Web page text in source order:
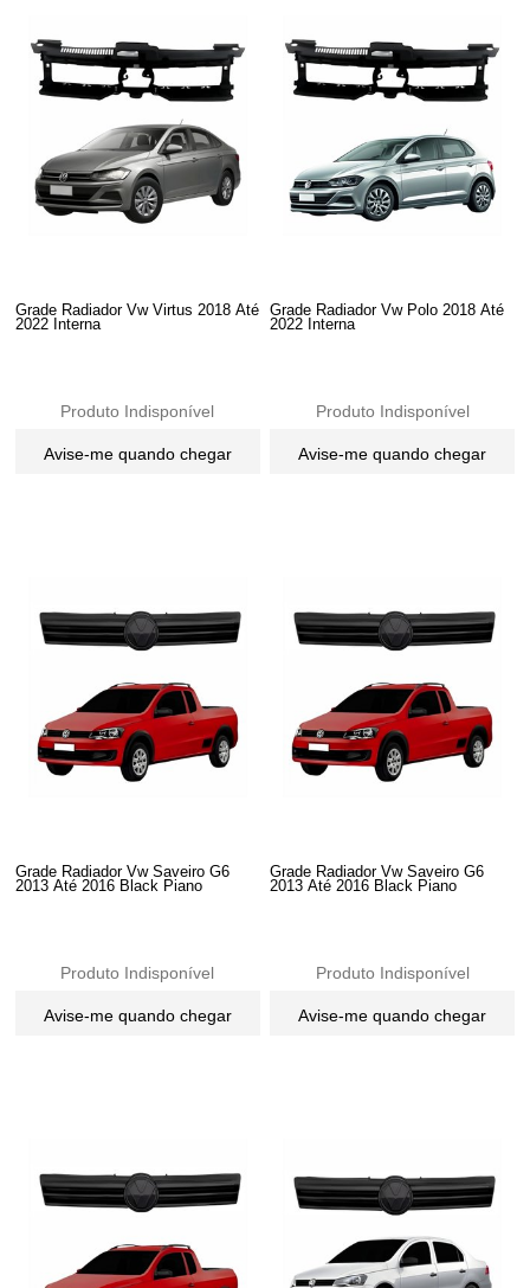
Grade Radiador Vw Virtus 2018 Até
2022 Interna
Produto Indisponível
Avise-me quando chegar
Grade Radiador Vw Polo 2018 Até
2022 Interna
Produto Indisponível
Avise-me quando chegar
Grade Radiador Vw Saveiro G6
2013 Até 2016 Black Piano
Produto Indisponível
Avise-me quando chegar
Grade Radiador Vw Saveiro G6
2013 Até 2016 Black Piano
Produto Indisponível
Avise-me quando chegar